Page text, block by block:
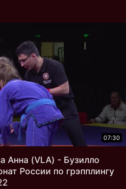
07:30
Анна (VLA) - Бузилло
России по грэпплингу